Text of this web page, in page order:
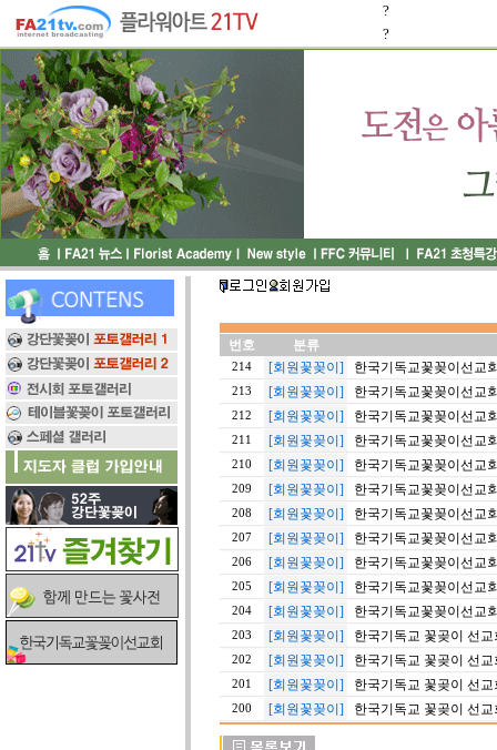
?
?
번호 분류
214 [회원꽃꽂이] 한국기독교꽃꽂이선교
213 [회원꽃꽂이] 한국기독교꽃꽂이선교
212 [회원꽃꽂이] 한국기독교꽃꽂이선교
211 [회원꽃꽂이] 한국기독교꽃꽂이선교
210 [회원꽃꽂이] 한국기독교꽃꽂이선교
209 [회원꽃꽂이] 한국기독교꽃꽂이선교
208 [회원꽃꽂이] 한국기독교꽃꽂이선교
207 [회원꽃꽂이] 한국기독교꽃꽂이선교
206 [회원꽃꽂이] 한국기독교꽃꽂이선교
205 [회원꽃꽂이] 한국기독교꽃꽂이선교
204 [회원꽃꽂이] 한국기독교꽃꽂이선교
203 [회원꽃꽂이] 한국기독교 꽃곶이 선
202 [회원꽃꽂이] 한국기독교 꽃곶이 선
201 [회원꽃꽂이] 한국기독교 꽃곶이 선
200 [회원꽃꽂이] 한국기독교 꽃곶이 선